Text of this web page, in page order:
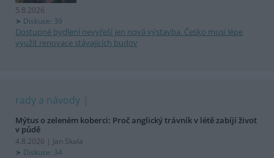
5.8.2026
Diskuse: 39
Dostupné bydlení nevyřeší jen nová výstavba. Česko musí lépe
využít renovace stávajících budov
rady a návody
Mýtus o zeleném koberci: Proč anglický trávník v létě zabíjí život
v půdě
4.8.2026 | Jan Skala
Diskuse: 34